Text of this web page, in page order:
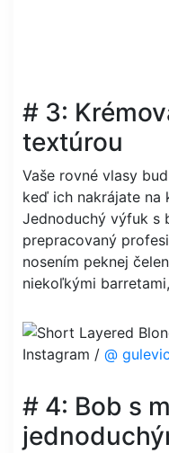
# 3:
textúrou
Vaše rovné vlasy
keď ich nakrájate na
Jednoduchý výfuk s
prepracovaný
nosením peknej
niekoľkými
Instagram / @
# 4: Bob s